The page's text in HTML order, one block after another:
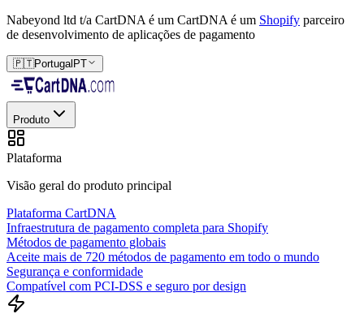
Nabeyond ltd t/a CartDNA é um CartDNA é um Shopify parceiro
de desenvolvimento de aplicações de pagamento
🇵🇹Portugal PT
Produto
Plataforma
Visão geral do produto principal
Plataforma CartDNA
Infraestrutura de pagamento completa para Shopify
Métodos de pagamento globais
Aceite mais de 720 métodos de pagamento em todo o mundo
Segurança e conformidade
Compatível com PCI-DSS e seguro por design